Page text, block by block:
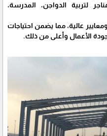
لتربية الدواجن، المدرسة،
عالية، مما يضمن احتياجات
جودة الأعمال وأعلى من ذلك.